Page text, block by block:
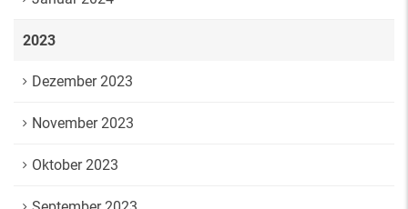
2023
Dezember 2023
November 2023
Oktober 2023